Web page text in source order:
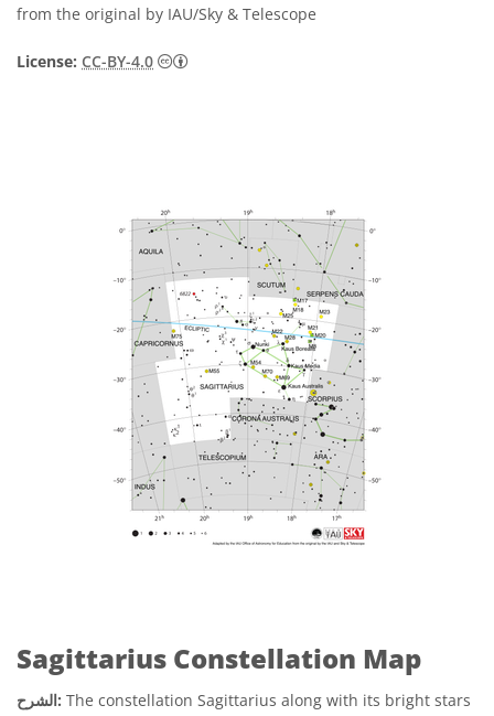
from the original by IAU/Sky & Telescope
License: CC-BY-4.0
Sagittarius Constellation Map
الشرح: The constellation Sagittarius along with its bright stars